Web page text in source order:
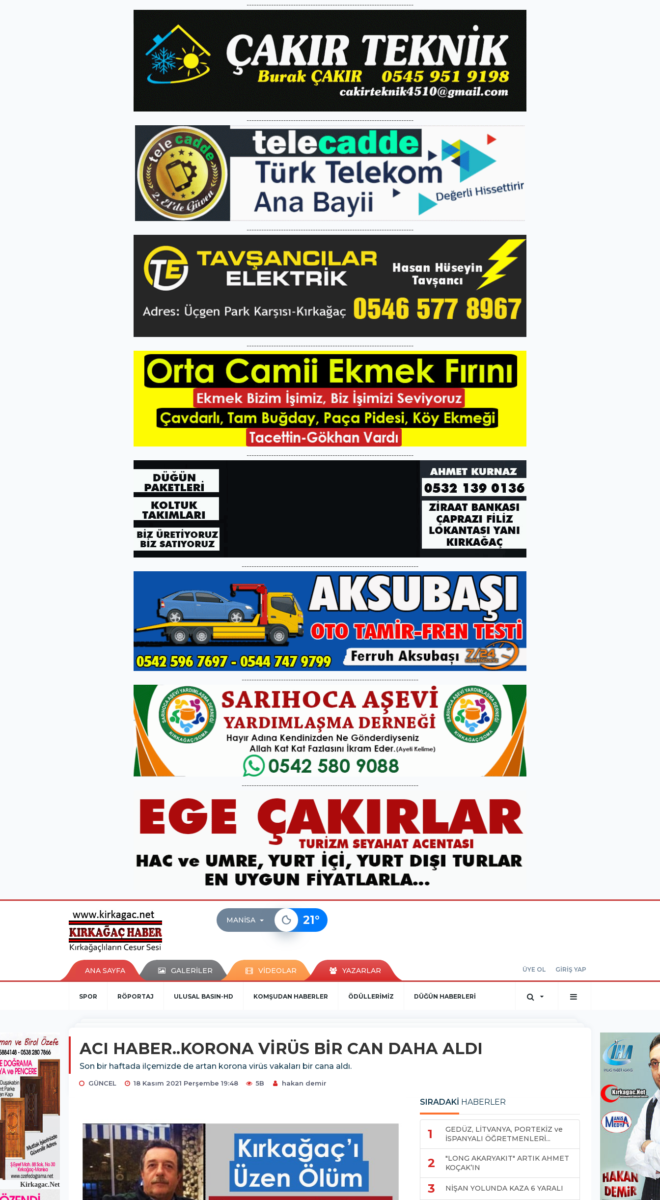
--------------------------------------------------------------------
--------------------------------------------------------------------
--------------------------------------------------------------------
--------------------------------------------------------------------
--------------------------------------------------------------------
------------------------------------------------------------------------
------------------------------------------------------------------------
------------------------------------------------------------------------
MANISA 21°
ANA SAYFA GALERİLER VİDEOLAR YAZARLAR ÜYE OL GİRİŞ YAP
SPOR RÖPORTAJ ULUSAL BASIN-HD KOMŞUDAN HABERLER ÖDÜLLERİMİZ DÜĞÜN HABERLERİ
ACI HABER..KORONA VİRÜS BİR CAN DAHA ALDI
Son bir haftada ilçemizde de artan korona virüs vakaları bir cana aldı.
GÜNCEL 18 Kasım 2021 Perşembe 19:48 5B hakan demir
SIRADAKİ HABERLER
1
GEDÜZ, LİTVANYA, PORTEKİZ ve
İSPANYALI ÖĞRETMENLERİ...
2
"LONG AKARYAKIT" ARTIK AHMET
KOÇAK’IN
3 NİŞAN YOLUNDA KAZA 6 YARALI
Kirkagac.Net